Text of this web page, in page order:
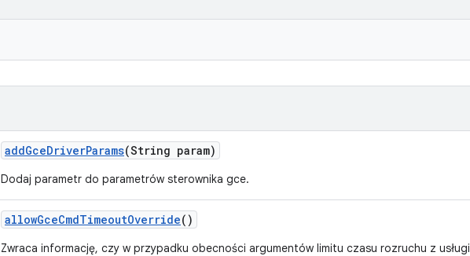
addGceDriverParams(String param)
Dodaj parametr do parametrów sterownika gce.
allowGceCmdTimeoutOverride()
Zwraca informację, czy w przypadku obecności argumentów limitu czasu rozruchu z usługi